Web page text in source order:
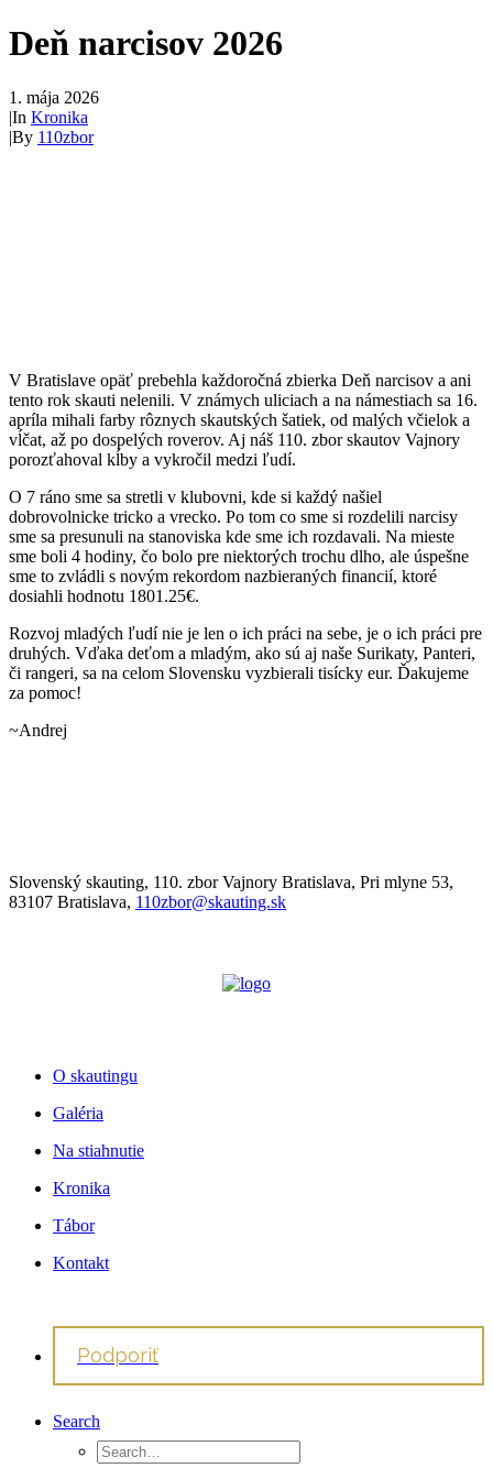
Deň narcisov 2026
1. mája 2026
|In Kronika
|By 110zbor
V Bratislave opäť prebehla každoročná zbierka Deň narcisov a ani
tento rok skauti nelenili. V známych uliciach a na námestiach sa 16.
apríla mihali farby rôznych skautských šatiek, od malých včielok a
vĺčat, až po dospelých roverov. Aj náš 110. zbor skautov Vajnory
porozťahoval kĺby a vykročil medzi ľudí.
O 7 ráno sme sa stretli v klubovni, kde si každý našiel
dobrovolnicke tricko a vrecko. Po tom co sme si rozdelili narcisy
sme sa presunuli na stanoviska kde sme ich rozdavali. Na mieste
sme boli 4 hodiny, čo bolo pre niektorých trochu dlho, ale úspešne
sme to zvládli s novým rekordom nazbieraných financií, ktoré
dosiahli hodnotu 1801.25€.
Rozvoj mladých ľudí nie je len o ich práci na sebe, je o ich práci pre
druhých. Vďaka deťom a mladým, ako sú aj naše Surikaty, Panteri,
či rangeri, sa na celom Slovensku vyzbierali tisícky eur. Ďakujeme
za pomoc!
~Andrej
Slovenský skauting, 110. zbor Vajnory Bratislava, Pri mlyne 53,
83107 Bratislava, 110zbor@skauting.sk
O skautingu
Galéria
Na stiahnutie
Kronika
Tábor
Kontakt
Podporiť
Search